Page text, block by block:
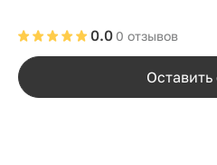
0 отзывов
0.0